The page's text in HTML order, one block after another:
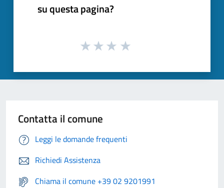
su questa pagina?
Contatta il comune
Leggi le domande frequenti
Richiedi Assistenza
Chiama il comune +39 02 9201991